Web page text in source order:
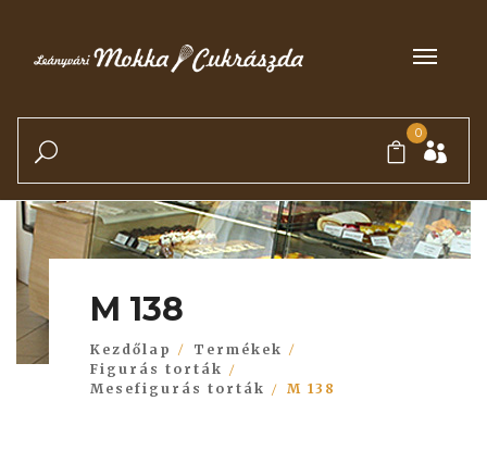
0
M 138
Kezdőlap
Termékek
Figurás torták
Mesefigurás torták
M 138